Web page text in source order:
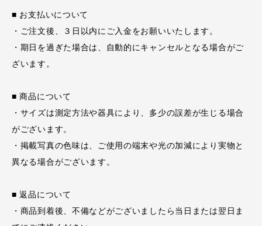
■ お支払いについて
・ご注文後、３日以内にご入金をお願いいたします。
・期日を過ぎた場合は、自動的にキャンセルとなる場合がご
ざいます。
■ 商品について
・サイズは測定方法や器具により、多少の誤差が生じる場合
がございます。
・掲載写真の色味は、ご使用の端末や光の加減により実物と
異なる場合がございます。
■ 返品について
・商品到着後、不備などがございましたら当日または翌日ま